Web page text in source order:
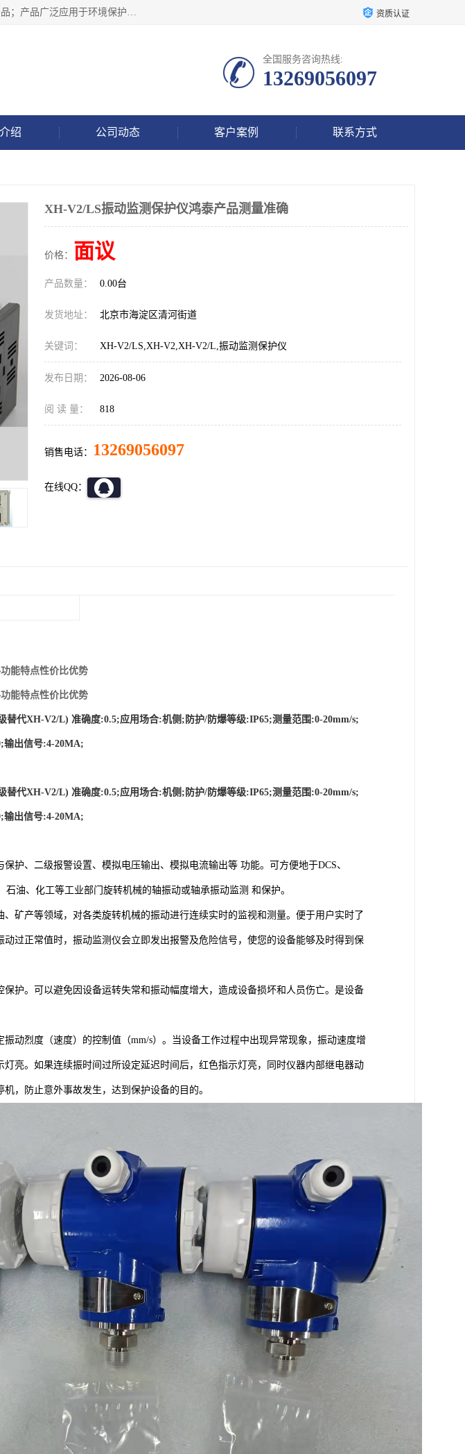
北京鸿泰顺达科技有限公司主要经营电子产品、机械设备、通讯设备、五金、交电等电子机械类产品；产品广泛应用于环境保护、石油化工、电力电子、冶金建筑、煤炭、农业、卫生防疫、教育科研等行业。并成功的与各地环境监测站、污水处理厂、卷烟厂、电厂、高校、科学院所、卫生防疫部门、煤矿、石化厂等用户建立了密切的合作关系。 资质认证
全国服务咨询热线:
13269056097
绍 公司动态 客户案例 联系方式
XH-V2/LS振动监测保护仪鸿泰产品测量准确
价格： 面议
产品数量： 0.00台
发货地址： 北京市海淀区清河街道
关键词： XH-V2/LS,XH-V2,XH-V2/L,振动监测保护仪
发布日期： 2026-08-06
阅 读 量： 818
销售电话： 13269056097
在线QQ：
能特点性价比优势
能特点性价比优势
替代XH-V2/L) 准确度:0.5;应用场合:机侧;防护/防爆等级:IP65;测量范围:0-20mm/s;
输出信号:4-20MA;
替代XH-V2/L) 准确度:0.5;应用场合:机侧;防护/防爆等级:IP65;测量范围:0-20mm/s;
输出信号:4-20MA;
保护、二级报警设置、模拟电压输出、模拟电流输出等 功能。可方便地于DCS、
石油、化工等工业部门旋转机械的轴振动或轴承振动监测 和保护。
矿产等领域，对各类旋转机械的振动进行连续实时的监视和测量。便于用户实时了
过正常值时，振动监测仪会立即发出报警及危险信号，使您的设备能够及时得到保
护。可以避免因设备运转失常和振动幅度增大，造成设备损坏和人员伤亡。是设备
动烈度（速度）的控制值（mm/s）。当设备工作过程中出现异常现象，振动速度增
亮。如果连续振时间过所设定延迟时间后，红色指示灯亮，同时仪器内部继电器动
，防止意外事故发生，达到保护设备的目的。